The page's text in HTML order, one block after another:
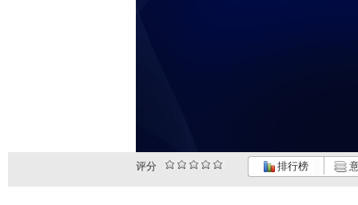
评分 排行榜